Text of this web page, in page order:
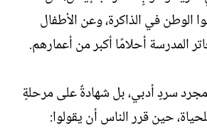
الوطن في الذاكرة، وعن الأطفال
المدرسة أحلامًا أكبر من أعمارهم.
سردٍ أدبي، بل شهادةٌ على مرحلةٍ
حين قرر الناس أن يقولوا: